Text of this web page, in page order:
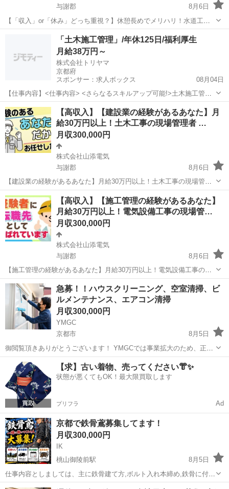
与謝郡
8月6日
【「収入」or「休み」どっち重視？】休憩長めでメリハリ！水道工事
の作業員 【応募先企業名】株式会社山添電気 【雇用形態】正社員
【職種】工事・内装工事関連 【応募資格】 ・日本語ネイティブレベル
の方に限る【仕事内容】 ＼手...
鳶職
「土木施工管理」/年休125日/福利厚生
月給38万円～
株式会社トリヤマ
京都府
スポンサー：求人ボックス
08月04日
【仕事内容】<仕事内容> <さらなるスキルアップ可能!>土木施工管理
をお任せ!現場メンバーとの打合せ、発注者との立会い、作業指示、安
全点検、進捗管理、書類作成など 土木工事現場の管理をお任せしま
す。 現場のメンバーとの打合せ 発注...
正社員
【高収入】【建設業の経験があるあなた】月
給30万円以上！土木工事の現場管理者 …
月収300,000円
株式会社山添電気
与謝郡
8月6日
【建設業の経験があるあなた】月給30万円以上！土木工事の現場管理
者 【応募先企業名】株式会社山添電気 【雇用形態】正社員 【職種】
施工管理関連 【応募資格】 ・日本語ネイティブレベルの方に限る ・
【こんな方も大歓迎】 ■U...
京都 与謝郡 施工管理
【高収入】【施工管理の経験があるあなた】
月給30万円以上！電気設備工事の現場管…
月収300,000円
株式会社山添電気
与謝郡
8月6日
【施工管理の経験があるあなた】月給30万円以上！電気設備工事の現
場管理者 【応募先企業名】株式会社山添電気 【雇用形態】正社員
【職種】施工管理関連 【応募資格】 ・日本語ネイティブレベルの方に
限る ・【こんな方も大歓迎】...
京都 与謝郡 施工管理
急募！！ハウスクリーニング、空室清掃、ビ
ルメンテナンス、エアコン清掃
月収300,000円
YMGC
京都市
8月5日
御閲覧頂きありがとうございます！ YMGCでは事業拡大のため、正社
員を募集しています！ 私たちは主にハウスクリーニングと言う仕事を
しています！ ハウスクリーニングは現場仕事でありながら比較的簡単
な仕事です！...
京都 内装職人 事業拡大
【求】古い着物、売ってください👘✨
状態が悪くてもOK！最大限買取します
プリフラ Ad
京都で鉄骨鳶募集してます！
月収300,000円
IK
桃山御陵前駅
8月5日
仕事内容としましては、主に鉄骨建て方,ボルト入れ本締め,鉄骨に付随
する溶接作業等になります。 現場は京都、大阪、滋賀がメインになり